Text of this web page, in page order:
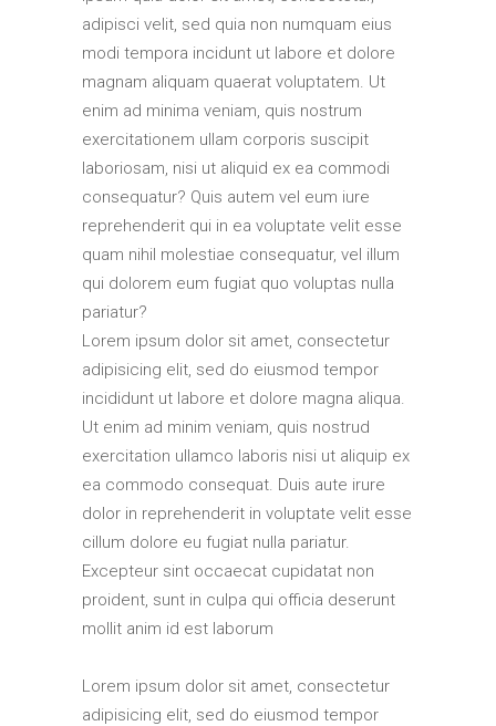
adipisci velit, sed quia non numquam eius
modi tempora incidunt ut labore et dolore
magnam aliquam quaerat voluptatem. Ut
enim ad minima veniam, quis nostrum
exercitationem ullam corporis suscipit
laboriosam, nisi ut aliquid ex ea commodi
consequatur? Quis autem vel eum iure
reprehenderit qui in ea voluptate velit esse
quam nihil molestiae consequatur, vel illum
qui dolorem eum fugiat quo voluptas nulla
pariatur?
Lorem ipsum dolor sit amet, consectetur
adipisicing elit, sed do eiusmod tempor
incididunt ut labore et dolore magna aliqua.
Ut enim ad minim veniam, quis nostrud
exercitation ullamco laboris nisi ut aliquip ex
ea commodo consequat. Duis aute irure
dolor in reprehenderit in voluptate velit esse
cillum dolore eu fugiat nulla pariatur.
Excepteur sint occaecat cupidatat non
proident, sunt in culpa qui officia deserunt
mollit anim id est laborum
Lorem ipsum dolor sit amet, consectetur
adipisicing elit, sed do eiusmod tempor